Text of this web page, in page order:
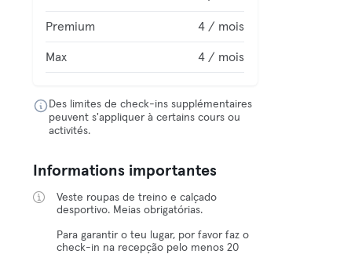
Premium 4 / mois
Max 4 / mois
Des limites de check-ins supplémentaires
peuvent s'appliquer à certains cours ou
activités.
Informations importantes
Veste roupas de treino e calçado
desportivo. Meias obrigatórias.
Para garantir o teu lugar, por favor faz o
check-in na recepção pelo menos 20